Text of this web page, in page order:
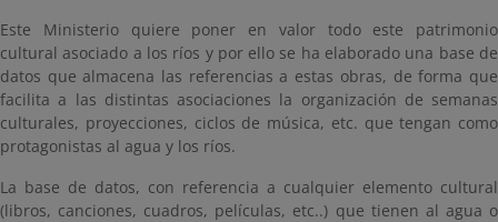
Este Ministerio quiere poner en valor todo este patrimonio
cultural asociado a los ríos y por ello se ha elaborado una base de
datos que almacena las referencias a estas obras, de forma que
facilita a las distintas asociaciones la organización de semanas
culturales, proyecciones, ciclos de música, etc. que tengan como
protagonistas al agua y los ríos.
La base de datos, con referencia a cualquier elemento cultural
(libros, canciones, cuadros, películas, etc..) que tienen al agua o